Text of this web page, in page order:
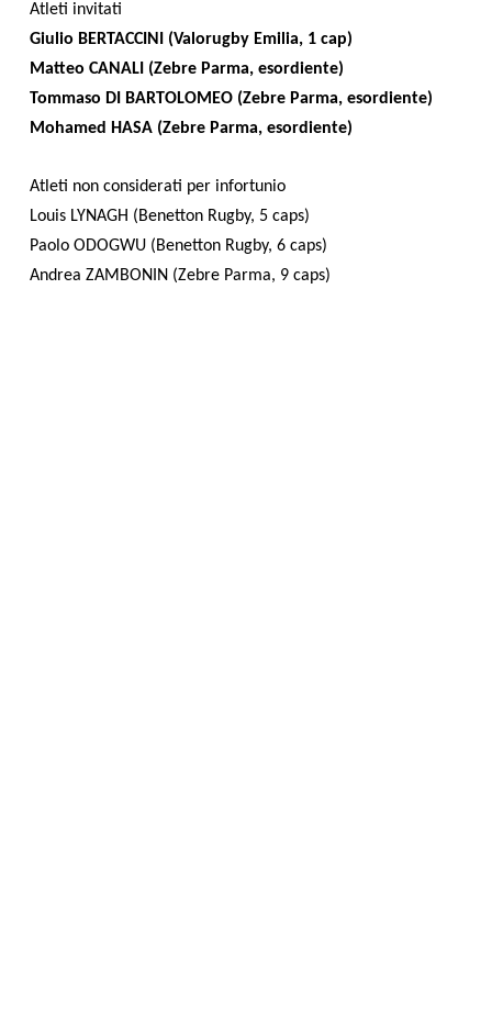
Atleti invitati
Giulio BERTACCINI (Valorugby Emilia, 1 cap)
Matteo CANALI (Zebre Parma, esordiente)
Tommaso DI BARTOLOMEO (Zebre Parma, esordiente)
Mohamed HASA (Zebre Parma, esordiente)
Atleti non considerati per infortunio
Louis LYNAGH (Benetton Rugby, 5 caps)
Paolo ODOGWU (Benetton Rugby, 6 caps)
Andrea ZAMBONIN (Zebre Parma, 9 caps)